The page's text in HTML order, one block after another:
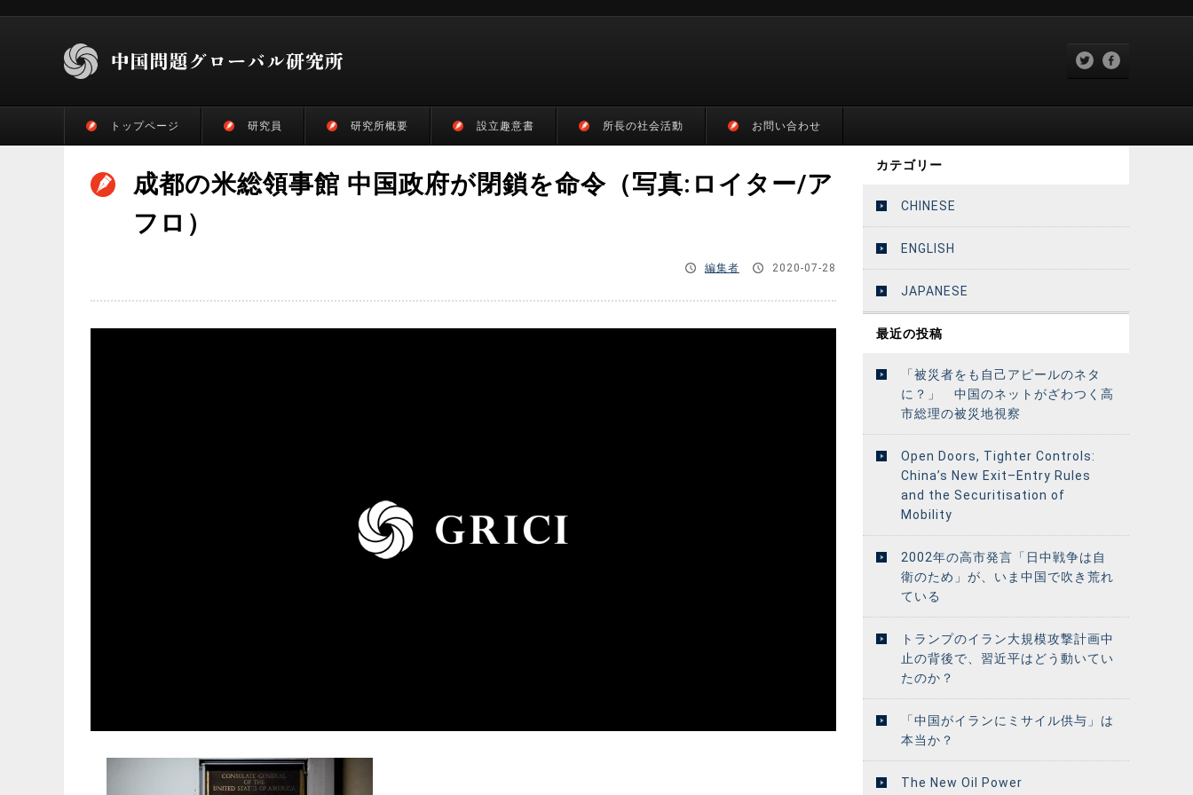
トップページ 研究員 研究所概要 設立趣意書 所長の社会活動 お問い合わせ
成都の米総領事館 中国政府が閉鎖を命令（写真:ロイター/ア
フロ）
編集者 2020-07-28
カテゴリー
CHINESE
ENGLISH
JAPANESE
最近の投稿
「被災者をも自己アピールのネタ
に？」 中国のネットがざわつく高
市総理の被災地視察
Open Doors, Tighter Controls:
China’s New Exit–Entry Rules
and the Securitisation of
Mobility
2002年の高市発言「日中戦争は自
衛のため」が、いま中国で吹き荒れ
ている
トランプのイラン大規模攻撃計画中
止の背後で、習近平はどう動いてい
たのか？
「中国がイランにミサイル供与」は
本当か？
The New Oil Power